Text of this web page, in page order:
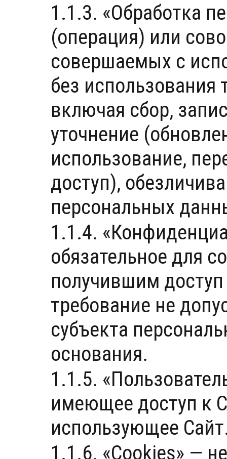
1.1.3. «Обработка
(операция) или
совершаемых с
без
включая сбор,
уточнение
использование,
доступ),
персональных
1.1.4.
обязательное для
получившим
требование не
субъекта
основания.
1.1.5.
имеющее доступ к
использующее
1.1.6. «Cookies» —